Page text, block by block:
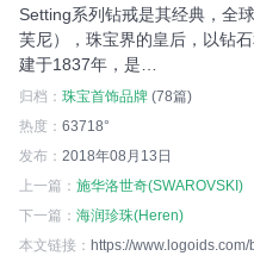
Setting系列钻戒是其经典，全
芙尼），珠宝界的皇后，以钻
建于1837年，是…
归档： 珠宝首饰品牌 (78篇)
热度： 63718°
发布： 2018年08月13日
上一篇： 施华洛世奇(SWAROVSKI)
下一篇： 海润珍珠(Heren)
本文链接： https://